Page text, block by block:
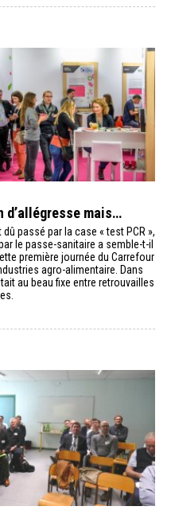
d’allégresse mais…
passé par la case « test PCR »,
le passe-sanitaire a semble-t-il
première journée du Carrefour
agro-alimentaire. Dans
au beau fixe entre retrouvailles